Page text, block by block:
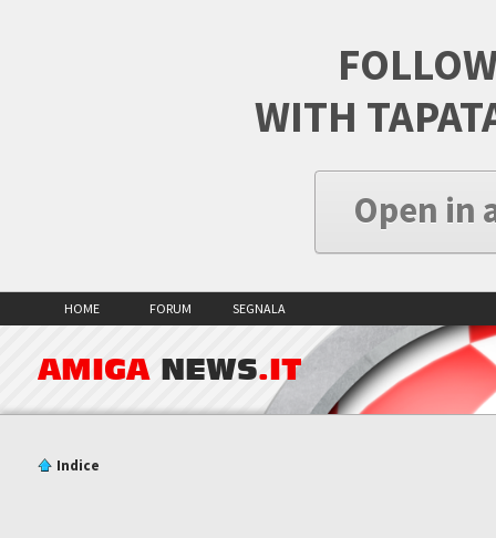
WITH
Open in
HOME FORUM SEGNALA
AMIGA NEWS.IT
Indice